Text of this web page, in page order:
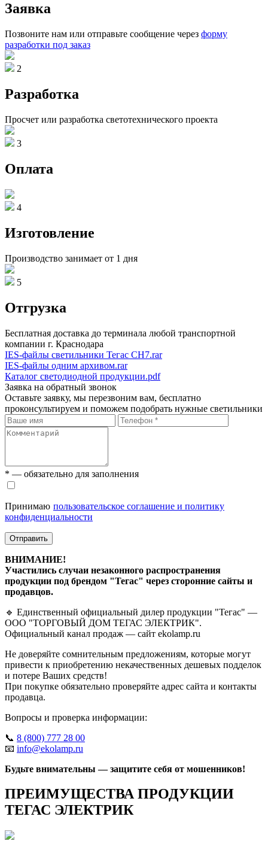
Заявка
Позвоните нам или отправьте сообщение через форму
разработки под заказ
2
Разработка
Просчет или разработка светотехнического проекта
3
Оплата
4
Изготовление
Производство занимает от 1 дня
5
Отгрузка
Бесплатная доставка до терминала любой транспортной
компании г. Краснодара
IES-файлы светильники Тегас СН7.rar
IES-файлы одним архивом.rar
Каталог светодиодной продукции.pdf
Заявка на обратный звонок
Оставьте заявку, мы перезвоним вам, бесплатно
проконсультируем и поможем подобрать нужные светильники
* — обязательно для заполнения
Принимаю пользовательское соглашение и политику
конфиденциальности
Отправить
ВНИМАНИЕ!
Участились случаи незаконного распространения
продукции под брендом "Тегас" через сторонние сайты и
продавцов.
🔹 Единственный официальный дилер продукции "Тегас" —
ООО "ТОРГОВЫЙ ДОМ ТЕГАС ЭЛЕКТРИК".
Официальный канал продаж — сайт ekolamp.ru
Не доверяйте сомнительным предложениям, которые могут
привести к приобретению некачественных дешевых подделок
и потере Ваших средств!
При покупке обязательно проверяйте адрес сайта и контакты
продавца.
Вопросы и проверка информации:
📞 8 (800) 777 28 00
📧 info@ekolamp.ru
Будьте внимательны — защитите себя от мошенников!
ПРЕИМУЩЕСТВА ПРОДУКЦИИ
ТЕГАС ЭЛЕКТРИК